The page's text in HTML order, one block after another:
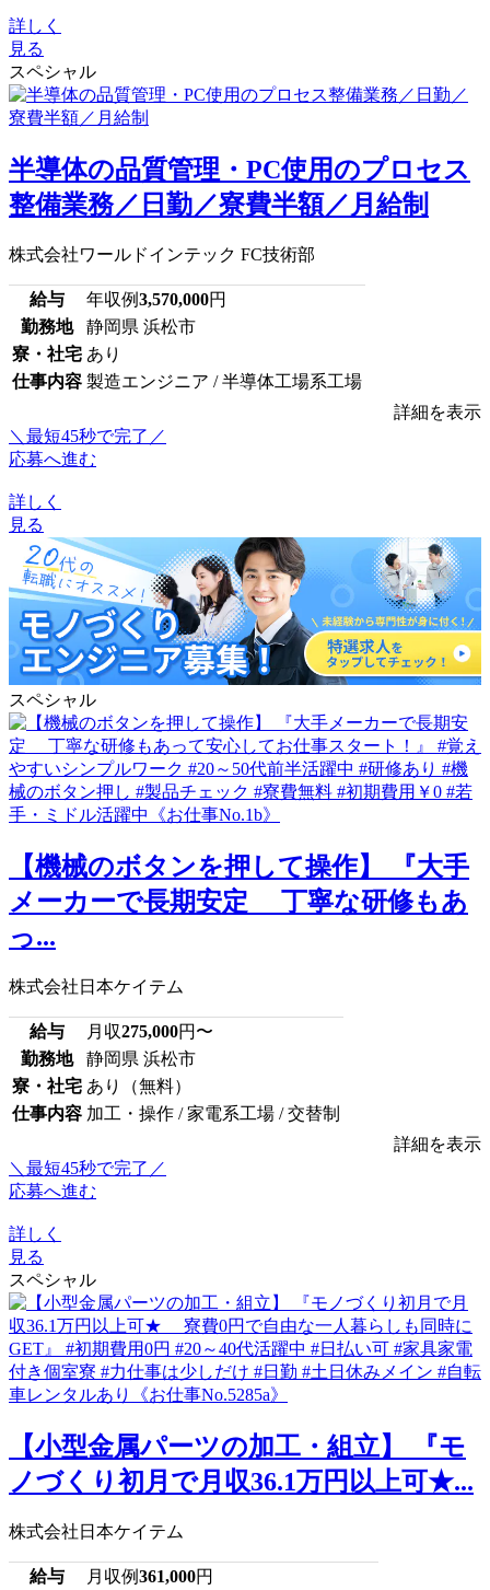
詳しく
見る
スペシャル
半導体の品質管理・PC使用のプロセス
整備業務／日勤／寮費半額／月給制
株式会社ワールドインテック FC技術部
給与 年収例3,570,000円
勤務地
静岡県 浜松市
寮・社宅 あり
仕事内容 製造エンジニア / 半導体工場系工場
詳細を表示
＼最短45秒で完了／
応募へ進む
詳しく
見る
スペシャル
【機械のボタンを押して操作】 『大手
メーカーで長期安定 丁寧な研修もあ
っ...
株式会社日本ケイテム
給与 月収275,000円〜
勤務地
静岡県 浜松市
寮・社宅 あり（無料）
仕事内容 加工・操作 / 家電系工場 / 交替制
詳細を表示
＼最短45秒で完了／
応募へ進む
詳しく
見る
スペシャル
【小型金属パーツの加工・組立】 『モ
ノづくり初月で月収36.1万円以上可★...
株式会社日本ケイテム
給与 月収例361,000円